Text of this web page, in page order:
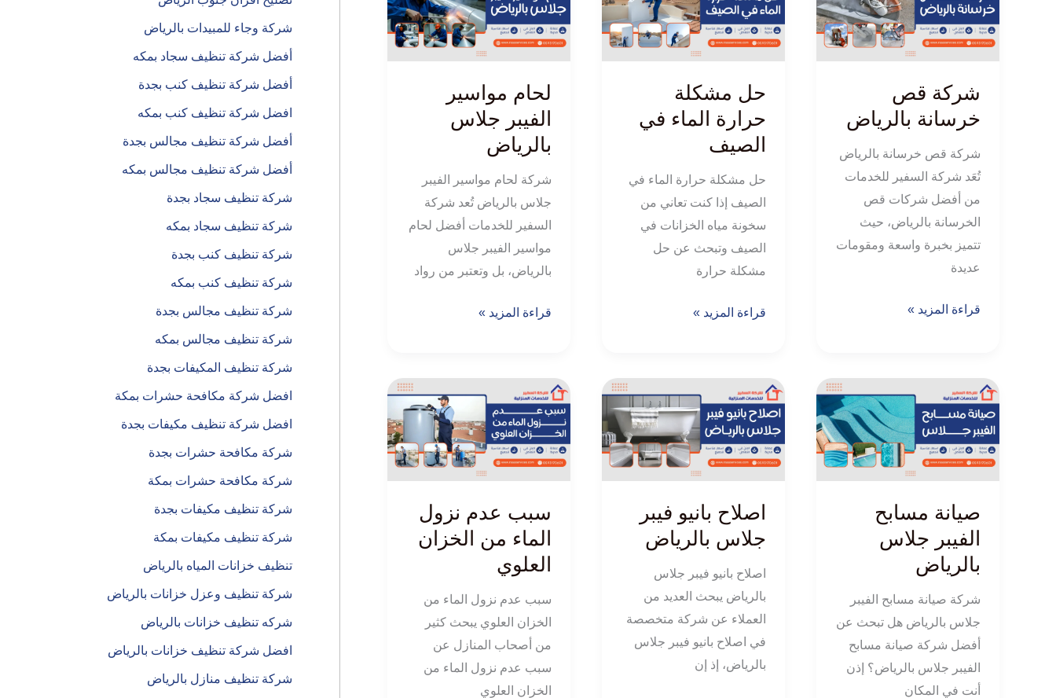
شركة قص
خرسانة بالرياض
شركة قص خرسانة بالرياض
تُعَد شركة السفير للخدمات
من أفضل شركات قص
الخرسانة بالرياض، حيث
تتميز بخبرة واسعة ومقومات
عديدة
خرسانة
بالرياض
قراءة المزيد »
حل مشكلة
حرارة الماء في
الصيف
حل مشكلة حرارة الماء في
الصيف إذا كنت تعاني من
سخونة مياه الخزانات في
الصيف وتبحث عن حل
مشكلة حرارة
حرارة
الماء
في
الصيف
قراءة المزيد »
لحام مواسير
الفيبر جلاس
بالرياض
شركة لحام مواسير الفيبر
جلاس بالرياض تُعد شركة
السفير للخدمات أفضل لحام
مواسير الفيبر جلاس
بالرياض، بل وتعتبر من رواد
الفيبر
جلاس
بالرياض
قراءة المزيد »
صيانة مسابح
الفيبر جلاس
بالرياض
شركة صيانة مسابح الفيبر
جلاس بالرياض هل تبحث عن
أفضل شركة صيانة مسابح
الفيبر جلاس بالرياض؟ إذن
أنت في المكان
صيانة
مسابح
الفيبر
جلاس
بالرياض
اصلاح بانيو فيبر
جلاس بالرياض
اصلاح بانيو فيبر جلاس
بالرياض يبحث العديد من
العملاء عن شركة متخصصة
في اصلاح بانيو فيبر جلاس
بالرياض، إذ إن
اصلاح
بانيو
فيبر
جلاس
بالرياض
سبب عدم نزول
الماء من الخزان
العلوي
سبب عدم نزول الماء من
الخزان العلوي يبحث كثير
من أصحاب المنازل عن
سبب عدم نزول الماء من
الخزان العلوي
سبب
عدم
نزول
الماء
من
العلوي
شركة وجاء للمبيدات بالرياض
أفضل شركة تنظيف سجاد بمكه
أفضل شركة تنظيف كنب بجدة
افضل شركة تنظيف كنب بمكه
أفضل شركة تنظيف مجالس بجدة
أفضل شركة تنظيف مجالس بمكه
شركة تنظيف سجاد بجدة
شركة تنظيف سجاد بمكه
شركة تنظيف كنب بجدة
شركة تنظيف كنب بمكه
شركة تنظيف مجالس بجدة
شركة تنظيف مجالس بمكه
شركة تنظيف المكيفات بجدة
افضل شركة مكافحة حشرات بمكة
افضل شركة تنظيف مكيفات بجدة
شركة مكافحة حشرات بجدة
شركة مكافحة حشرات بمكة
شركة تنظيف مكيفات بجدة
شركة تنظيف مكيفات بمكة
تنظيف خزانات المياه بالرياض
شركة تنظيف وعزل خزانات بالرياض
شركه تنظيف خزانات بالرياض
افضل شركة تنظيف خزانات بالرياض
شركة تنظيف منازل بالرياض